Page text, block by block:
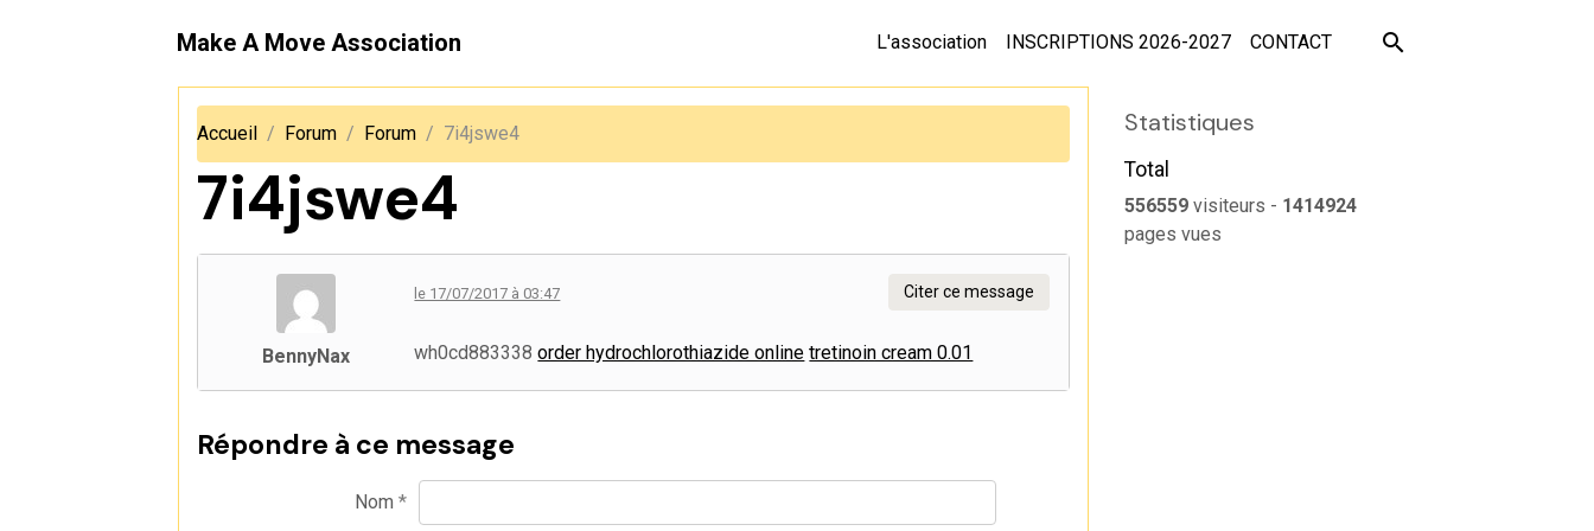
Make A Move Association L'association INSCRIPTIONS 2026-2027 CONTACT
Accueil Forum Forum 7i4jswe4
7i4jswe4
BennyNax
le 17/07/2017 à 03:47 Citer ce message
wh0cd883338order hydrochlorothiazide online tretinoin cream 0.01
Répondre à ce message
Nom
Statistiques
Total
556559visiteurs - 1414924
pages vues